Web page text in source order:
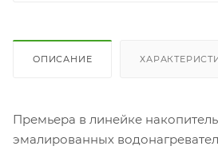
ОПИСАНИЕ
Премьера в линейке
эмалированных